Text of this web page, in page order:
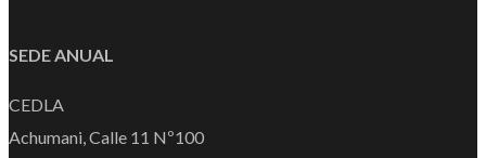
SEDE ANUAL
CEDLA
Achumani, Calle 11 Nº100